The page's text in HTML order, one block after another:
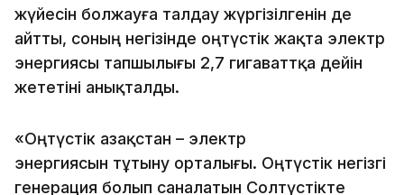
жүйесін болжауға талдау жүргізілгенін де
айтты, соның негізінде оңтүстік жақта электр
энергиясы тапшылығы 2,7 гигаваттқа дейін
жететіні анықталды.
«Оңтүстік Қазақстан – электр
энергиясын тұтыну орталығы. Оңтүстік негізгі
генерация болып саналатын Солтүстікте